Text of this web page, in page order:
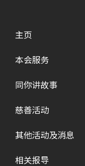
主页
本会服务
同你讲故事
慈善活动
其他活动及消息
相关报导